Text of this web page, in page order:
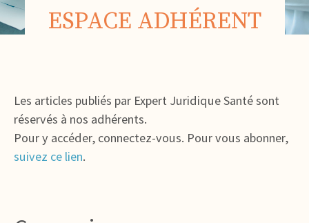
ESPACE ADHÉRENT
Les articles publiés par Expert Juridique Santé sont
réservés à nos adhérents.
Pour y accéder, connectez-vous. Pour vous abonner,
suivez ce lien.